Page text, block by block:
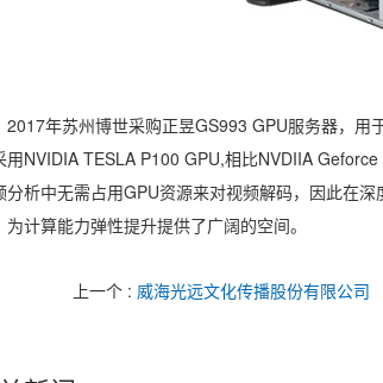
年苏州博世采购正昱GS993 GPU服务器，用
用NVIDIA TESLA P100 GPU,相比NVDIIA Geforce
分析中无需占用GPU资源来对视频解码，因此在
为计算能力弹性提升提供了广阔的空间。
上一个 : 威海光远文化传播股份有限公司